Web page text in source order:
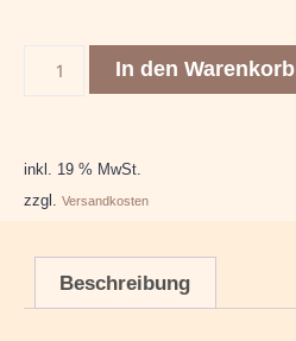
In den Warenkorb
inkl. 19 % MwSt.
zzgl. Versandkosten
Beschreibung